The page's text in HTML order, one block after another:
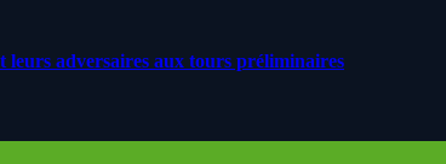
leurs adversaires aux tours préliminaires